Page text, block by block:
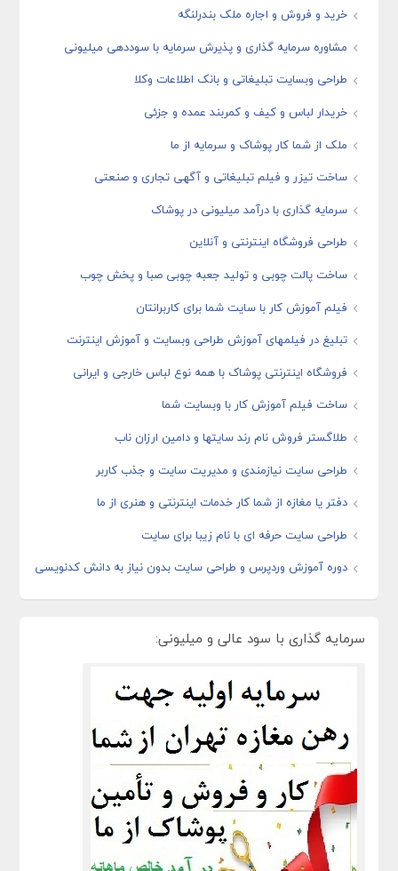
خرید و فروش و اجاره ملک بندرلنگه
مشاوره سرمایه گذاری و پذیرش سرمایه با سوددهی میلیونی
طراحی وبسایت تبلیغاتی و بانک اطلاعات وکلا
خریدار لباس و کیف و کمربند عمده و جزئی
ملک از شما کار پوشاک و سرمایه از ما
ساخت تیزر و فیلم تبلیغاتی و آگهی تجاری و صنعتی
سرمایه گذاری با درآمد میلیونی در پوشاک
طراحی فروشگاه اینترنتی و آنلاین
ساخت پالت چوبی و تولید جعبه چوبی صبا و پخش چوب
فیلم آموزش کار با سایت شما برای کاربرانتان
تبلیغ در فیلمهای آموزش طراحی وبسایت و آموزش اینترنت
فروشگاه اینترنتی پوشاک با همه نوع لباس خارجی و ایرانی
ساخت فیلم آموزش کار با وبسایت شما
طلاگستر فروش نام رند سایتها و دامین ارزان ناب
طراحی سایت نیازمندی و مدیریت سایت و جذب کاربر
دفتر یا مغازه از شما کار خدمات اینترنتی و هنری از ما
طراحی سایت حرفه ای با نام زیبا برای سایت
دوره آموزش وردپرس و طراحی سایت بدون نیاز به دانش کدنویسی
سرمایه گذاری با سود عالی و میلیونی: